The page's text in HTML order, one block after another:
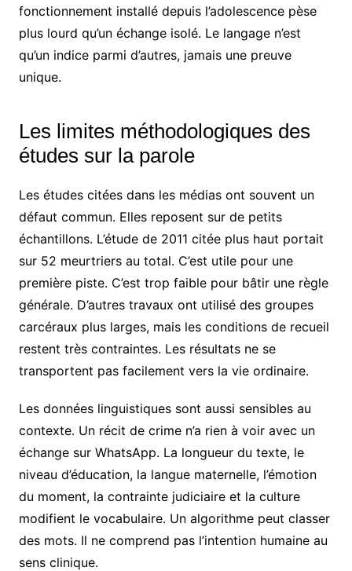
fonctionnement installé depuis l’adolescence pèse
plus lourd qu’un échange isolé. Le langage n’est
qu’un indice parmi d’autres, jamais une preuve
unique.
Les limites méthodologiques des
études sur la parole
Les études citées dans les médias ont souvent un
défaut commun. Elles reposent sur de petits
échantillons. L’étude de 2011 citée plus haut portait
sur 52 meurtriers au total. C’est utile pour une
première piste. C’est trop faible pour bâtir une règle
générale. D’autres travaux ont utilisé des groupes
carcéraux plus larges, mais les conditions de recueil
restent très contraintes. Les résultats ne se
transportent pas facilement vers la vie ordinaire.
Les données linguistiques sont aussi sensibles au
contexte. Un récit de crime n’a rien à voir avec un
échange sur WhatsApp. La longueur du texte, le
niveau d’éducation, la langue maternelle, l’émotion
du moment, la contrainte judiciaire et la culture
modifient le vocabulaire. Un algorithme peut classer
des mots. Il ne comprend pas l’intention humaine au
sens clinique.